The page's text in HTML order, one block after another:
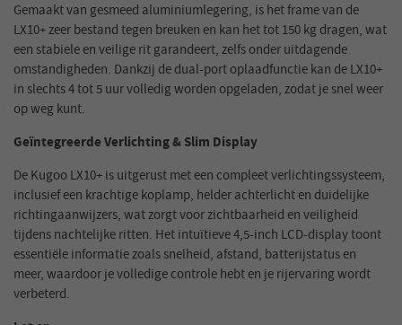
Gemaakt van gesmeed aluminiumlegering, is het frame van de
LX10+ zeer bestand tegen breuken en kan het tot 150 kg dragen, wat
een stabiele en veilige rit garandeert, zelfs onder uitdagende
omstandigheden. Dankzij de dual-port oplaadfunctie kan de LX10+
in slechts 4 tot 5 uur volledig worden opgeladen, zodat je snel weer
op weg kunt.
Geïntegreerde Verlichting & Slim Display
De Kugoo LX10+ is uitgerust met een compleet verlichtingssysteem,
inclusief een krachtige koplamp, helder achterlicht en duidelijke
richtingaanwijzers, wat zorgt voor zichtbaarheid en veiligheid
tijdens nachtelijke ritten. Het intuïtieve 4,5-inch LCD-display toont
essentiële informatie zoals snelheid, afstand, batterijstatus en
meer, waardoor je volledige controle hebt en je rijervaring wordt
verbeterd.